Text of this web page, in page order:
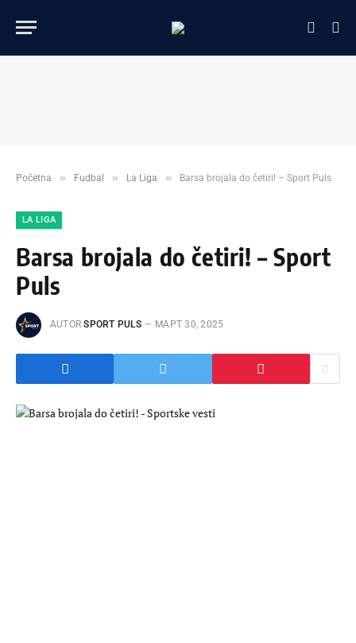
Početna » Fudbal » La Liga » Barsa brojala do četiri! – Sport Puls
LA LIGA
Barsa brojala do četiri! – Sport
Puls
AUTOR SPORT PULS МАРТ 30, 2025